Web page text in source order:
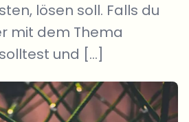
lösen soll. Falls du
mit dem Thema
und […]